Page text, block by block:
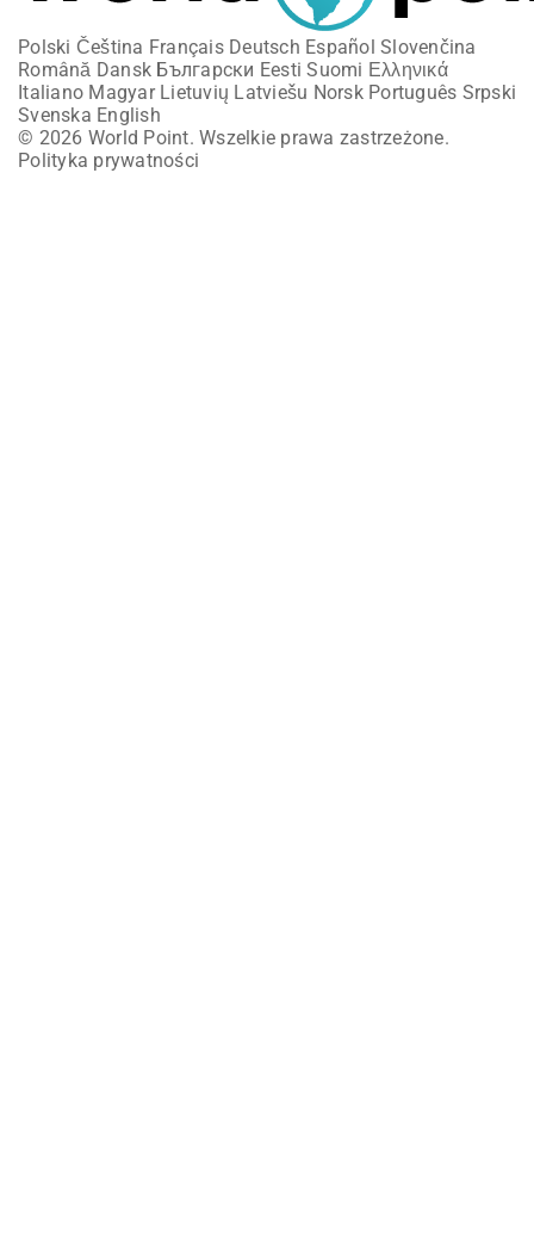
Polski Čeština Français Deutsch Español Slovenčina
Română Dansk Български Eesti Suomi Ελληνικά
Italiano Magyar Lietuvių Latviešu Norsk Português Srpski
Svenska English
© 2026 World Point. Wszelkie prawa zastrzeżone.
Polityka prywatności